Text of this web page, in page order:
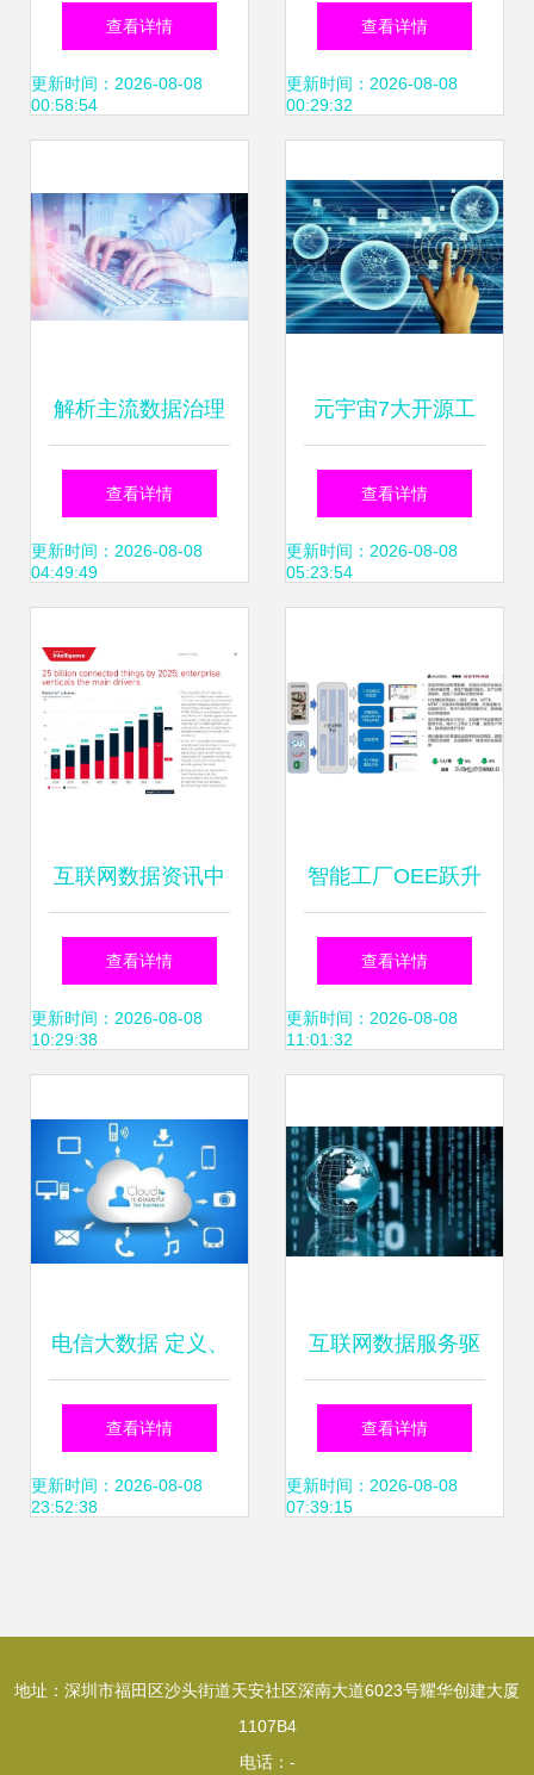
锂电设备需求总额
超5000亿元；Q1
销售额达150亿美
元 半导体与新能源
字化
查看详情
更新时间：2026-08-08
00:58:54
获殊荣 邦盛科技凭
实力入选三大榜
据服务新赛道
查看详情
更新时间：2026-08-08
00:29:32
解析主流数据治理
知识点 为何今年软
考新增了考查维
查看详情
更新时间：2026-08-08
04:49:49
元宇宙7大开源工
具与框架 互联网数
据服务赋能开发，
查看详情
更新时间：2026-08-08
05:23:54
互联网数据资讯中
心199it 专业、开
放、前沿的互联网
查看详情
更新时间：2026-08-08
10:29:38
智能工厂OEE跃升
之路 从83%到92%
的互联网数据服务
查看详情
更新时间：2026-08-08
11:01:32
电信大数据 定义、
应用与未来趋势解
析
查看详情
更新时间：2026-08-08
23:52:38
互联网数据服务驱
动乌镇经济开启新
模式
查看详情
更新时间：2026-08-08
07:39:15
地址：深圳市福田区沙头街道天安社区深南大道6023号耀华创建大厦
1107B4
电话：-